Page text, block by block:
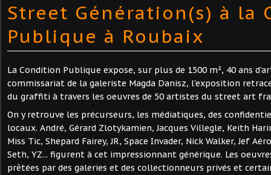
Street Génération(s) à la
Publique à Roubaix
La Condition Publique expose, sur plus de 1500 m², 40 ans
commissariat de la galeriste Magda Danisz, l'exposition
du graffiti à travers les oeuvres de 50 artistes du street art
On y retrouve les précurseurs, les médiatiques, des
locaux. André, Gérard Zlotykamien, Jacques Villegle, Keith
Miss Tic, Shepard Fairey, JR, Space Invader, Nick Walker, Jef
Seth, YZ... figurent à cet impressionnant générique. Les
prêtées par des galeries et des collectionneurs privés et